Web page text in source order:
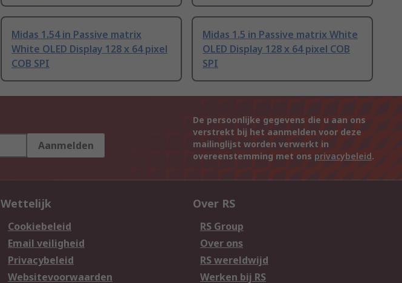
Midas 1.54 in Passive matrix
White OLED Display 128 x 64 pixel
COB SPI
Midas 1.5 in Passive matrix White
OLED Display 128 x 64 pixel COB
SPI
Aanmelden
De persoonlijke gegevens die u aan ons
verstrekt bij het aanmelden voor deze
mailinglijst worden verwerkt in
overeenstemming met ons privacybeleid.
Wettelijk
Cookiebeleid
Email veiligheid
Privacybeleid
Websitevoorwaarden
Over RS
RS Group
Over ons
RS wereldwijd
Werken bij RS